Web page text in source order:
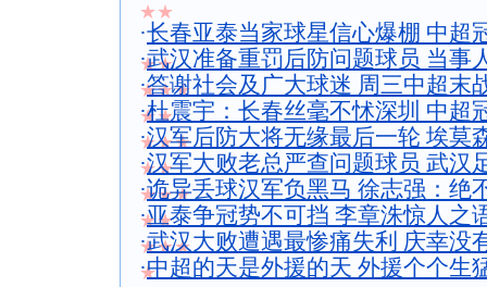
★★
·长春亚泰当家球星信心爆棚 中超
★★
·武汉准备重罚后防问题球员 当事
★★★
·答谢社会及广大球迷 周三中超末
★★
·杜震宇：长春丝毫不怵深圳 中超
★★★
·汉军后防大将无缘最后一轮 埃莫
★★
·汉军大败老总严查问题球员 武汉
★★★
·诡异丢球汉军负黑马 徐志强：绝
★★
·亚泰争冠势不可挡 李章洙惊人之
★★★
·武汉大败遭遇最惨痛失利 庆幸没
★
·中超的天是外援的天 外援个个生